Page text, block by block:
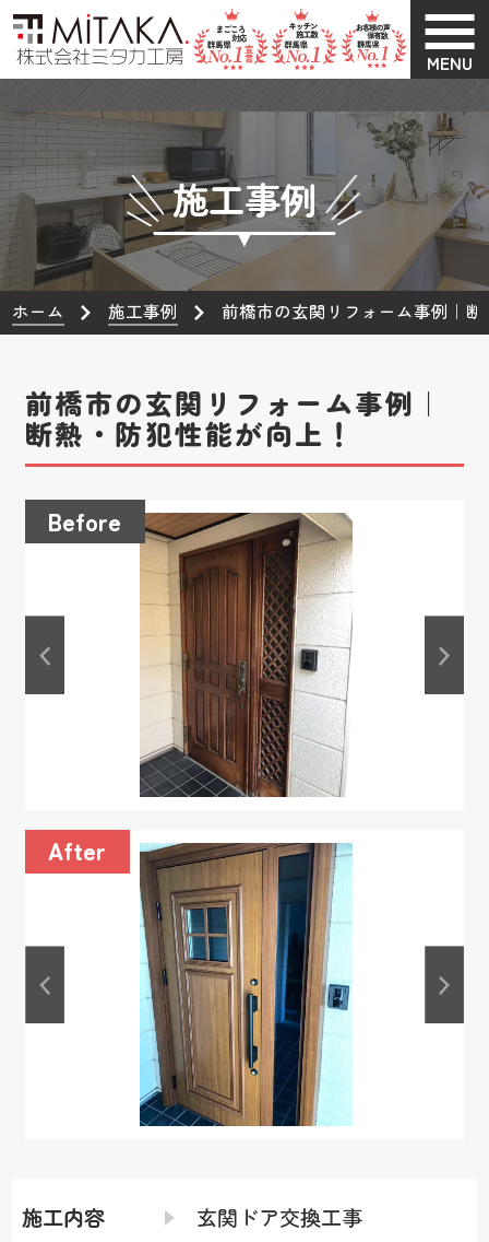
MENU
施工事例
ホーム 施工事例 前橋市の玄関リフォーム事例｜
前橋市の玄関リフォーム事例｜
断熱・防犯性能が向上！
施工内容 玄関ドア交換工事